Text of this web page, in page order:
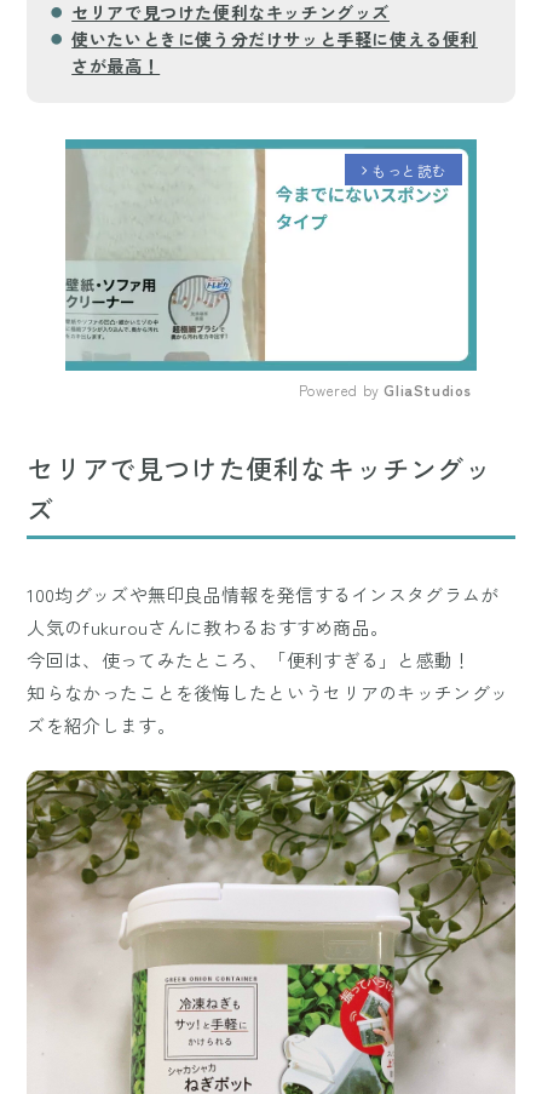
セリアで見つけた便利なキッチングッズ
使いたいときに使う分だけサッと手軽に使える便利
さが最高！
arrow_forward_ios もっと読む
Powered by GliaStudios
セリアで見つけた便利なキッチングッ
ズ
100均グッズや無印良品情報を発信するインスタグラムが
人気のfukurouさんに教わるおすすめ商品。
今回は、使ってみたところ、「便利すぎる」と感動！
知らなかったことを後悔したというセリアのキッチングッ
ズを紹介します。